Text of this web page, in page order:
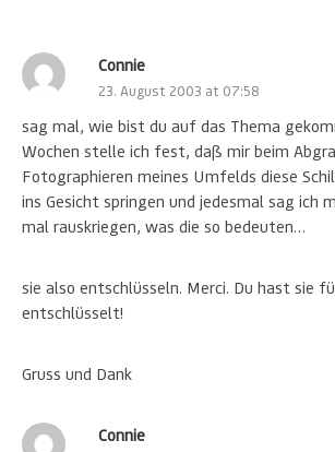
Connie
23. August 2003 at 07:58
sag mal, wie bist du auf das Thema
Wochen stelle ich fest, daß mir beim
Fotographieren meines Umfelds diese
ins Gesicht springen und jedesmal sag ich
mal rauskriegen, was die so bedeuten…
sie also entschlüsseln. Merci. Du hast sie
entschlüsselt!
Gruss und Dank
Connie